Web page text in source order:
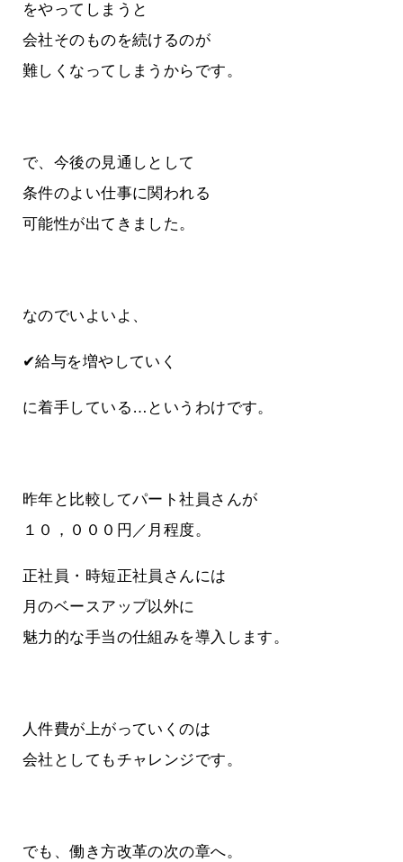
をやってしまうと
会社そのものを続けるのが
難しくなってしまうからです。
で、今後の見通しとして
条件のよい仕事に関われる
可能性が出てきました。
なのでいよいよ、
✔給与を増やしていく
に着手している…というわけです。
昨年と比較してパート社員さんが
１０，０００円／月程度。
正社員・時短正社員さんには
月のベースアップ以外に
魅力的な手当の仕組みを導入します。
人件費が上がっていくのは
会社としてもチャレンジです。
でも、働き方改革の次の章へ。